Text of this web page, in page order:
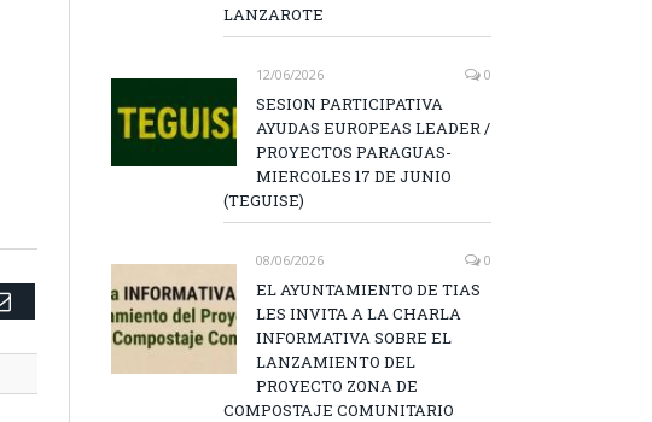
Email
LANZAROTE
12/06/2026 0
SESION PARTICIPATIVA
AYUDAS EUROPEAS LEADER /
PROYECTOS PARAGUAS-
MIERCOLES 17 DE JUNIO
(TEGUISE)
08/06/2026 0
EL AYUNTAMIENTO DE TIAS
LES INVITA A LA CHARLA
INFORMATIVA SOBRE EL
LANZAMIENTO DEL
PROYECTO ZONA DE
COMPOSTAJE COMUNITARIO